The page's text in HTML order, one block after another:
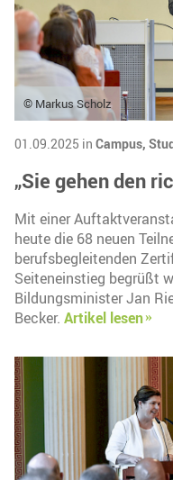
© Markus Scholz
01.09.2025 in Campus,
„Sie gehen den
Mit einer
heute die 68 neuen
berufsbegleitenden
Seiteneinstieg begrüßt
Bildungsminister Jan
Becker. Artikel lesen